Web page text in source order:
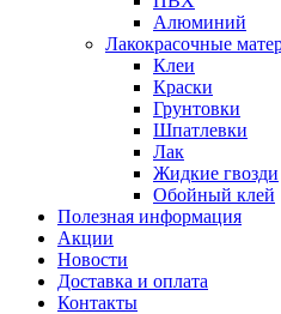
Алюминий
Лакокрасочные
Клеи
Краски
Грунтовки
Шпатлевки
Лак
Жидкие гвозди
Обойный клей
Полезная информация
Акции
Новости
Доставка и оплата
Контакты